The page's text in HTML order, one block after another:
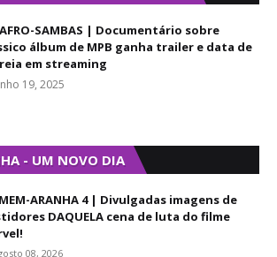
SAMBAS | Documentário sobre
álbum de MPB ganha trailer e data de
em streaming
19, 2025
- UM NOVO DIA
ARANHA 4 | Divulgadas imagens de
DAQUELA cena de luta do filme
08, 2026